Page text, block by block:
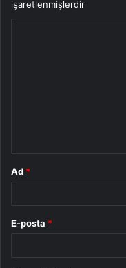
işaretlenmişlerdir
Ad *
E-posta *